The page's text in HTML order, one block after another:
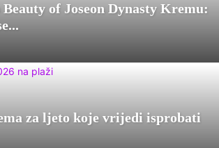
of Joseon Dynasty Kremu:
za ljeto koje vrijedi isprobati